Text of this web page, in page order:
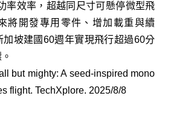
率效率，超越同尺寸可懸停微型飛
將開發專用零件、增加載重與續
加坡建國60週年實現飛行超過60分
but mighty: A seed-inspired mono
flight. TechXplore. 2025/8/8